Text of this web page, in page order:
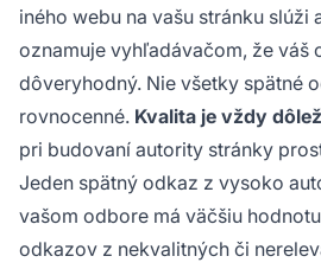
iného webu na vašu stránku slúži
oznamuje vyhľadávačom, že váš
dôveryhodný. Nie všetky spätné
rovnocenné. Kvalita je vždy
pri budovaní autority stránky
Jeden spätný odkaz z vysoko
vašom odbore má väčšiu
odkazov z nekvalitných či